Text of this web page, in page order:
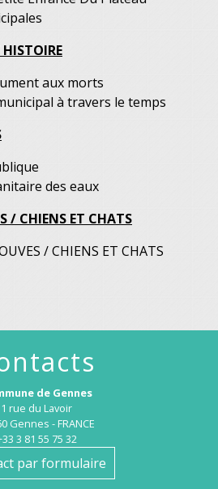
aux morts
à travers le temps
des eaux
/ CHIENS ET CHATS
/ CHIENS ET CHATS
de Gennes
1 rue du Lavoir
Gennes - FRANCE
3 81 55 75 32
par formulaire